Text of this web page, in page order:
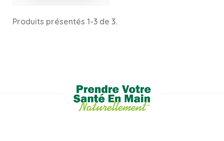
Produits présentés 1-3 de 3.